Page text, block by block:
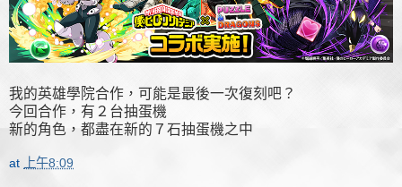
我的英雄學院合作，可能是最後一次復刻吧？
今回合作，有２台抽蛋機
新的角色，都盡在新的７石抽蛋機之中
at 上午8:09